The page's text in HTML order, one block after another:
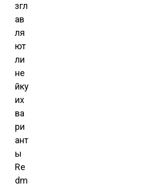
згл
ав
ля
ют
ли
не
йку
их
ва
ри
ант
ы
Re
dm